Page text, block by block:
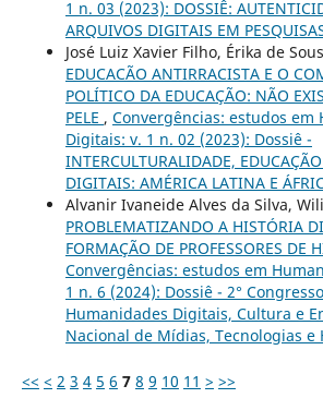
1 n. 03 (2023): DOSSIÊ:
ARQUIVOS DIGITAIS EM
José Luiz Xavier Filho, Érika de
EDUCACÃO ANTIRRACISTA E O
POLÍTICO DA EDUCAÇÃO: NÃO
PELE , Convergências: estudos em
Digitais: v. 1 n. 02 (2023): Dossiê -
INTERCULTURALIDADE,
DIGITAIS: AMÉRICA LATINA E
Alvanir Ivaneide Alves da Silva,
PROBLEMATIZANDO A HISTÓRIA
FORMAÇÃO DE PROFESSORES DE
Convergências: estudos em
1 n. 6 (2024): Dossiê - 2°
Humanidades Digitais, Cultura e
Nacional de Mídias, Tecnologias e
<< < 2 3 4 5 6 7 8 9 10 11 > >>